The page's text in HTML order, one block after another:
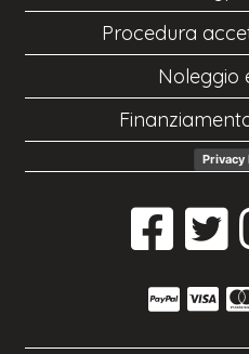
Procedura
Noleggio
Privacy